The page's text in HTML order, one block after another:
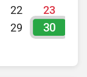
22
23
29 30